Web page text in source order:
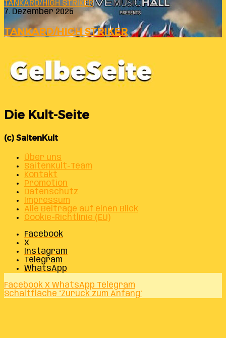
TANKARD/HIGH STRIKER
7. Dezember 2025
TANKARD/HIGH STRIKER
Die Kult-Seite
(c) SaitenKult
Über uns
SaitenKult-Team
Kontakt
Promotion
Datenschutz
Impressum
Alle Beiträge auf einen Blick
Cookie-Richtlinie (EU)
Facebook
X
Instagram
Telegram
WhatsApp
Facebook X WhatsApp Telegram
Schaltfläche "Zurück zum Anfang"